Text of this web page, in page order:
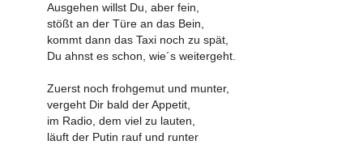
Ausgehen willst Du, aber fein,
stößt an der Türe an das Bein,
kommt dann das Taxi noch zu spät,
Du ahnst es schon, wie´s weitergeht.
Zuerst noch frohgemut und munter,
vergeht Dir bald der Appetit,
im Radio, dem viel zu lauten,
läuft der Putin rauf und runter